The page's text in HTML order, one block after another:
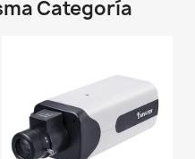
Categoría